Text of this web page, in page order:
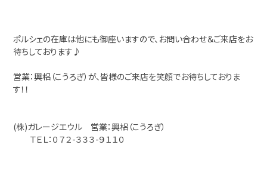
ポルシェの在庫は他にも御座いますので、お問い合わせ＆ご来店をお
待ちしております♪
営業：興梠（こうろぎ）が、皆様のご来店を笑顔でお待ちしておりま
す！！
(株)ガレージエウル 営業：興梠（こうろぎ）
ＴＥＬ：０７２-３３３-９１１０